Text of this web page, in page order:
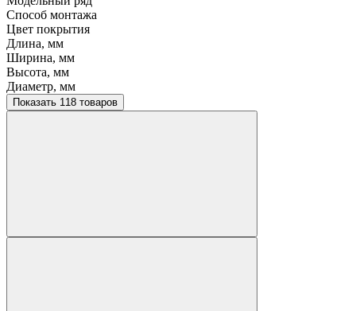
Способ монтажа
Цвет покрытия
Длина, мм
Ширина, мм
Высота, мм
Диаметр, мм
Показать 118 товаров